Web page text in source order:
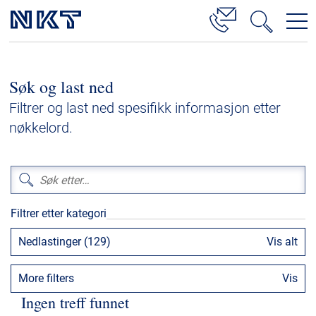
Høyspenningskabelløsninger
Kabelservice
Lavspenning
Høyspenningskabeltilbehør
Mellomspenningskabeltilbehør
Referanser
Nedlastinger
Søk og last ned
Filtrer og last ned spesifikk informasjon etter
nøkkelord.
Filtrer etter kategori
Nedlastinger (129) Vis alt
More filters Vis
Ingen treff funnet